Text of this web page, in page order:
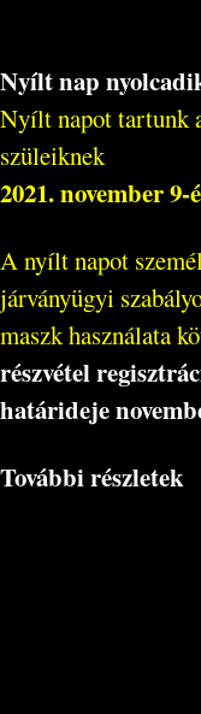
Nyílt nap
Nyílt napot tartunk
szüleiknek
2021. november
A nyílt napot
járványügyi
maszk használata
részvétel
határideje
További részletek